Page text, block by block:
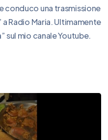
conduco una trasmissione
a Radio Maria. Ultimamente
sul mio canale Youtube.